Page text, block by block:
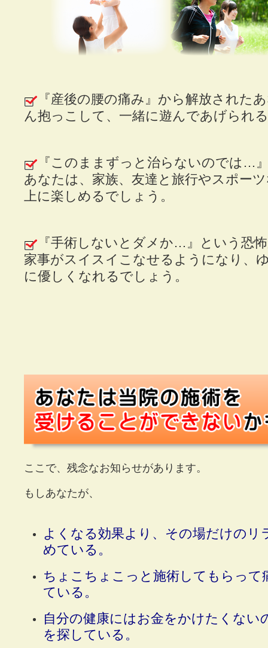
『産後の腰の痛み』から解放された
ん抱っこして、一緒に遊んであげられ
『このままずっと治らないのでは…
あなたは、家族、友達と旅行やスポー
上に楽しめるでしょう。
『手術しないとダメか…』という恐
家事がスイスイこなせるようになり、
に優しくなれるでしょう。
ここで、残念なお知らせがあります。
もしあなたが、
よくなる効果より、その場だけのリ
めている。
ちょこちょこっと施術してもらっ
ている。
自分の健康にはお金をかけたくな
を探している。